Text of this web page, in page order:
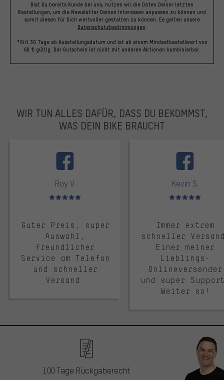
Bist Du bereits Kunde bei uns, nutzen wir die Daten Deiner letzten
Bestellungen, um die Newsletter Deinen Interessen anpassen zu können und
somit diesen für Dich wertvoller gestalten zu können. Es gelten unsere
Datenschutzbestimmungen.
*Gilt 30 Tage ab Ausstellungsdatum und ist ab einem Mindestbestellwert von
60 € gültig. Der Gutschein ist nicht mit anderen Aktionen kombinierbar.
WIR TUN ALLES DAFÜR, DASS DU BEKOMMST,
WAS DEIN BIKE BRAUCHT
Roy V.
Bewertungen: 5 von 5
Guter Preis, super
Auswahl,
freundlicher
Service am Telefon
und schneller
Versand.
Kevin S.
Bewertungen: 5 von 5
Immer extrem
schneller
Einer meiner
Lieblings-
Onlineversender
und super
Weiter so!
100 Tage Rückgaberecht